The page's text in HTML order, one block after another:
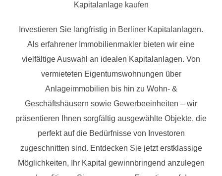
Kapitalanlage kaufen
Investieren Sie langfristig in Berliner Kapitalanlagen.
Als erfahrener Immobilienmakler bieten wir eine
vielfältige Auswahl an idealen Kapitalanlagen. Von
vermieteten Eigentumswohnungen über
Anlageimmobilien bis hin zu Wohn- &
Geschäftshäusern sowie Gewerbeeinheiten – wir
präsentieren Ihnen sorgfältig ausgewählte Objekte, die
perfekt auf die Bedürfnisse von Investoren
zugeschnitten sind. Entdecken Sie jetzt erstklassige
Möglichkeiten, Ihr Kapital gewinnbringend anzulegen